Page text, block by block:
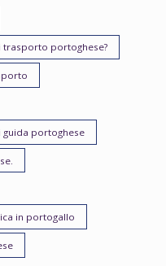
portoghese?
portoghese
in portogallo